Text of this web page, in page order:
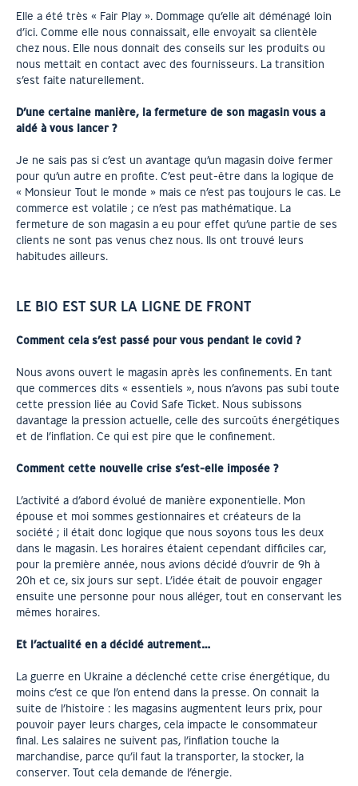
Elle a été très « Fair Play ». Dommage qu’elle ait déménagé loin
d’ici. Comme elle nous connaissait, elle envoyait sa clientèle
chez nous. Elle nous donnait des conseils sur les produits ou
nous mettait en contact avec des fournisseurs. La transition
s’est faite naturellement.
D’une certaine manière, la fermeture de son magasin vous a
aidé à vous lancer ?
Je ne sais pas si c’est un avantage qu’un magasin doive fermer
pour qu’un autre en profite. C’est peut-être dans la logique de
« Monsieur Tout le monde » mais ce n’est pas toujours le cas. Le
commerce est volatile ; ce n’est pas mathématique. La
fermeture de son magasin a eu pour effet qu’une partie de ses
clients ne sont pas venus chez nous. Ils ont trouvé leurs
habitudes ailleurs.
LE BIO EST SUR LA LIGNE DE FRONT
Comment cela s’est passé pour vous pendant le covid ?
Nous avons ouvert le magasin après les confinements. En tant
que commerces dits « essentiels », nous n’avons pas subi toute
cette pression liée au Covid Safe Ticket. Nous subissons
davantage la pression actuelle, celle des surcoûts énergétiques
et de l’inflation. Ce qui est pire que le confinement.
Comment cette nouvelle crise s’est-elle imposée ?
L’activité a d’abord évolué de manière exponentielle. Mon
épouse et moi sommes gestionnaires et créateurs de la
société ; il était donc logique que nous soyons tous les deux
dans le magasin. Les horaires étaient cependant difficiles car,
pour la première année, nous avions décidé d’ouvrir de 9h à
20h et ce, six jours sur sept. L’idée était de pouvoir engager
ensuite une personne pour nous alléger, tout en conservant les
mêmes horaires.
Et l’actualité en a décidé autrement…
La guerre en Ukraine a déclenché cette crise énergétique, du
moins c’est ce que l’on entend dans la presse. On connait la
suite de l’histoire : les magasins augmentent leurs prix, pour
pouvoir payer leurs charges, cela impacte le consommateur
final. Les salaires ne suivent pas, l’inflation touche la
marchandise, parce qu’il faut la transporter, la stocker, la
conserver. Tout cela demande de l’énergie.